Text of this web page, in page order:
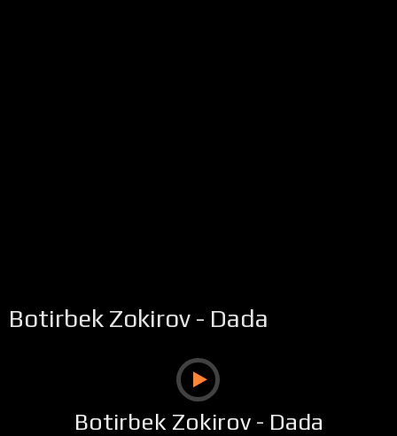
Botirbek Zokirov - Dada
Botirbek Zokirov - Dada